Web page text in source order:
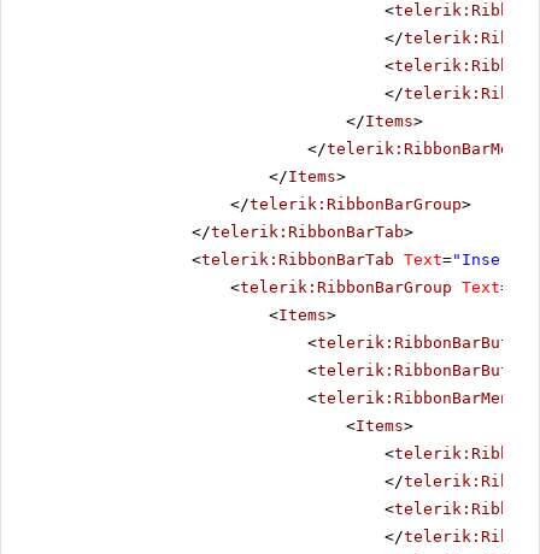
<
</
<
</
</Items>
</telerik:RibbonBarMenu
</Items>
</telerik:RibbonBarGroup>
</telerik:RibbonBarTab>
<telerik:RibbonBarTab Text="Insert"
<telerik:RibbonBarGroup Text=
<Items>
<telerik:RibbonBarButton
<telerik:RibbonBarButton
<telerik:RibbonBarMenu
<Items>
<
</
<
</